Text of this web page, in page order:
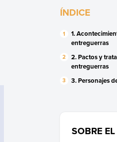
ÍNDICE
1.
entreguerras
2. Pactos y
entreguerras
3. Personajes
SOBRE